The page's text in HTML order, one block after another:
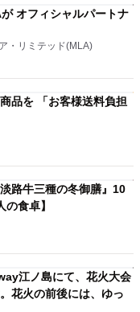
オフィシャルパートナ
・リミテッド(MLA)
品を 「お客様送料負担
路牛三種の冬御膳』10
食卓】
江ノ島にて、花火大会
花火の前後には、ゆっ